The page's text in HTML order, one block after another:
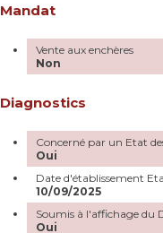
Mandat
Vente aux enchères
Non
Diagnostics
Concerné par un Etat
Oui
Date d'établissement
10/09/2025
Soumis à l'affichage du
Oui